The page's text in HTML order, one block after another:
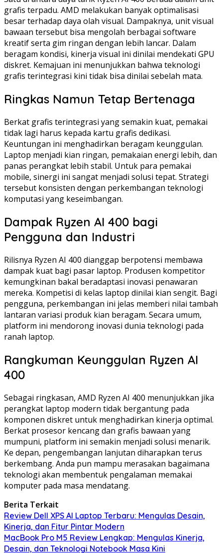
grafis terpadu. AMD melakukan banyak optimalisasi
besar terhadap daya olah visual. Dampaknya, unit visual
bawaan tersebut bisa mengolah berbagai software
kreatif serta gim ringan dengan lebih lancar. Dalam
beragam kondisi, kinerja visual ini dinilai mendekati GPU
diskret. Kemajuan ini menunjukkan bahwa teknologi
grafis terintegrasi kini tidak bisa dinilai sebelah mata.
Ringkas Namun Tetap Bertenaga
Berkat grafis terintegrasi yang semakin kuat, pemakai
tidak lagi harus kepada kartu grafis dedikasi.
Keuntungan ini menghadirkan beragam keunggulan.
Laptop menjadi kian ringan, pemakaian energi lebih, dan
panas perangkat lebih stabil. Untuk para pemakai
mobile, sinergi ini sangat menjadi solusi tepat. Strategi
tersebut konsisten dengan perkembangan teknologi
komputasi yang keseimbangan.
Dampak Ryzen AI 400 bagi
Pengguna dan Industri
Rilisnya Ryzen AI 400 dianggap berpotensi membawa
dampak kuat bagi pasar laptop. Produsen kompetitor
kemungkinan bakal beradaptasi inovasi penawaran
mereka. Kompetisi di kelas laptop dinilai kian sengit. Bagi
pengguna, perkembangan ini jelas memberi nilai tambah
lantaran variasi produk kian beragam. Secara umum,
platform ini mendorong inovasi dunia teknologi pada
ranah laptop.
Rangkuman Keunggulan Ryzen AI
400
Sebagai ringkasan, AMD Ryzen AI 400 menunjukkan jika
perangkat laptop modern tidak bergantung pada
komponen diskret untuk menghadirkan kinerja optimal.
Berkat prosesor kencang dan grafis bawaan yang
mumpuni, platform ini semakin menjadi solusi menarik.
Ke depan, pengembangan lanjutan diharapkan terus
berkembang. Anda pun mampu merasakan bagaimana
teknologi akan membentuk pengalaman memakai
komputer pada masa mendatang.
Berita Terkait
Review Dell XPS AI Laptop Terbaru: Mengulas Desain,
Kinerja, dan Fitur Pintar Modern
MacBook Pro M5 Review Lengkap: Mengulas Kinerja,
Desain, dan Teknologi Notebook Masa Kini